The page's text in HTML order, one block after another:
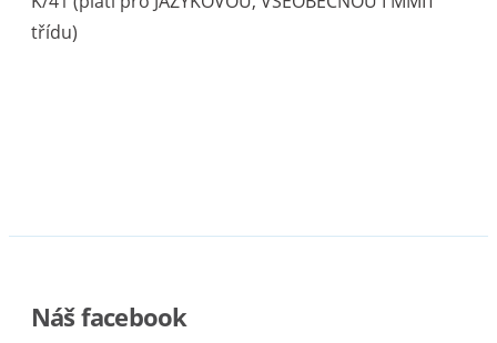
třídu)
Náš facebook